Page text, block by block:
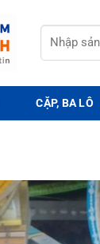
Tìm
kiếm:
CẶP, BA LÔ